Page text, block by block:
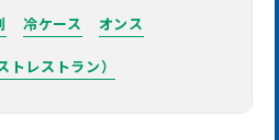
冷ケース オンス
トレストラン）